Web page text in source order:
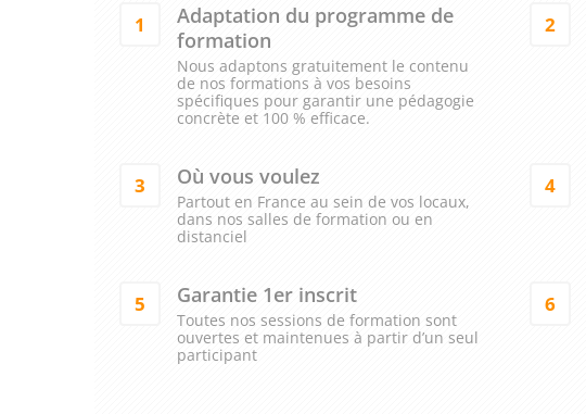
1
Adaptation du programme de
formation
Nous adaptons gratuitement le contenu
de nos formations à vos besoins
spécifiques pour garantir une pédagogie
concrète et 100 % efficace.
2
3 Où vous voulez
Partout en France au sein de vos locaux,
dans nos salles de formation ou en
distanciel
4
5 Garantie 1er inscrit
Toutes nos sessions de formation sont
ouvertes et maintenues à partir d’un seul
participant
6